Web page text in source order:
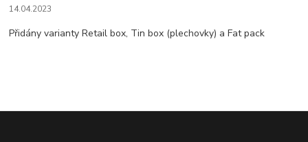
14.04.2023
Přidány varianty Retail box, Tin box (plechovky) a Fat pack